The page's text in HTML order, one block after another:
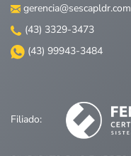
(43) 3329-3473
(43) 99943-3484
Filiado: